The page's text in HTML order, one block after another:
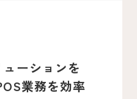
ーションを
業務を効率